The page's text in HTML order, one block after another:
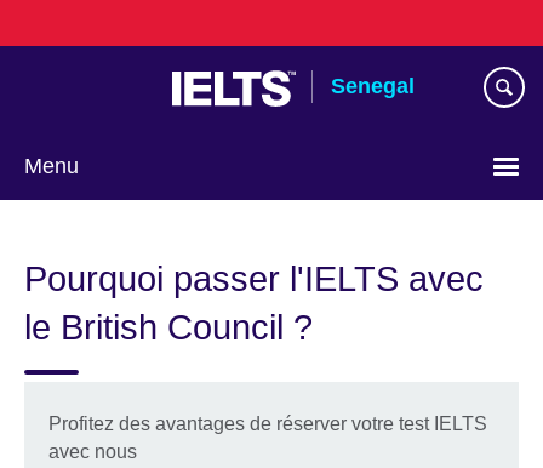
to
Senegal
Menu
langue
Pourquoi passer l'IELTS avec
le British Council ?
Profitez des avantages de réserver votre test IELTS
avec nous